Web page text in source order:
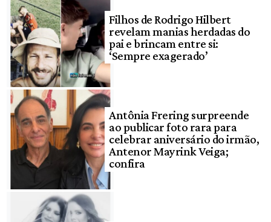
Filhos de Rodrigo Hilbert
revelam manias herdadas do
pai e brincam entre si:
‘Sempre exagerado’
Antônia Frering surpreende
ao publicar foto rara para
celebrar aniversário do irmão,
Antenor Mayrink Veiga;
confira